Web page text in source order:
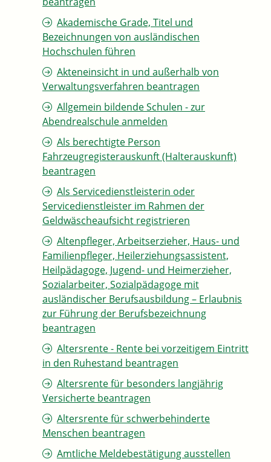
Akademische Grade, Titel und
Bezeichnungen von ausländischen
Hochschulen führen
Akteneinsicht in und außerhalb von
Verwaltungsverfahren beantragen
Allgemein bildende Schulen - zur
Abendrealschule anmelden
Als berechtigte Person
Fahrzeugregisterauskunft (Halterauskunft)
beantragen
Als Servicedienstleisterin oder
Servicedienstleister im Rahmen der
Geldwäscheaufsicht registrieren
Altenpfleger, Arbeitserzieher, Haus- und
Familienpfleger, Heilerziehungsassistent,
Heilpädagoge, Jugend- und Heimerzieher,
Sozialarbeiter, Sozialpädagoge mit
ausländischer Berufsausbildung – Erlaubnis
zur Führung der Berufsbezeichnung
beantragen
Altersrente - Rente bei vorzeitigem Eintritt
in den Ruhestand beantragen
Altersrente für besonders langjährig
Versicherte beantragen
Altersrente für schwerbehinderte
Menschen beantragen
Amtliche Meldebestätigung ausstellen